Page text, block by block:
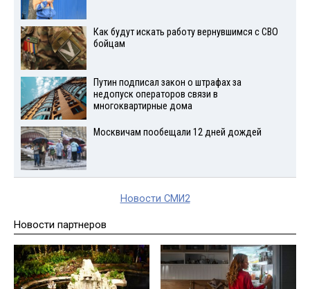
Как будут искать работу вернувшимся с СВО
бойцам
Путин подписал закон о штрафах за
недопуск операторов связи в
многоквартирные дома
Москвичам пообещали 12 дней дождей
Новости СМИ2
Новости партнеров